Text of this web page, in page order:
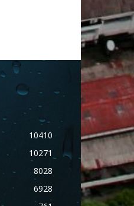
10410
10271
8028
6928